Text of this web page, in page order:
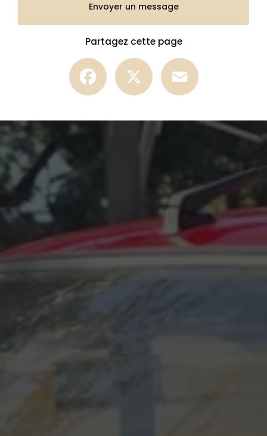
Envoyer un message
Partagez cette page
Facebook